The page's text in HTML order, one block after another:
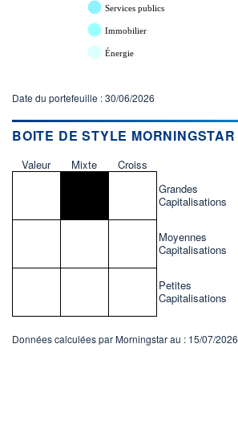
Services publics
Immobilier
Énergie
Date du portefeuille : 30/06/2026
BOITE DE STYLE MORNINGSTAR
Valeur Mixte
Croiss
Grandes
Capitalisations
Moyennes
Capitalisations
Petites
Capitalisations
Données calculées par Morningstar au : 15/07/2026